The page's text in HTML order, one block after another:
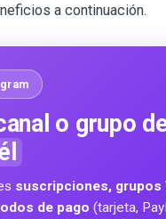
a continuación.
o grupo
suscripciones, grupos
de pago (tarjeta,